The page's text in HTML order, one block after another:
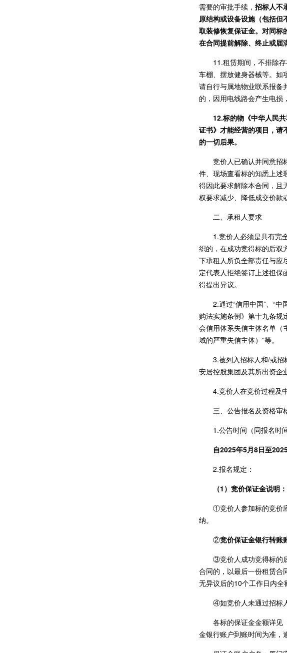
需要的审批手续，招标人不
原结构或设备设施（包括
取装修恢复保证金。对同标
在合同提前解除、终止或届
11.租赁期间，不排除
车棚、摆放健身器械等。如
请自行与属地物业联系报备
的，因用电线路会产生电损
12.标的物《中华人民
证书》才能经营的项目，请
的一切后果。
竞价人已确认并同意招
件、现场查看标的知悉上述
得因此要求解除本合同，且
权要求减少、降低成交价款
二、承租人要求
1.竞价人必须是具有完
织的，在成功竞得标的后双
下承租人所负全部责任与应
定代表人拒绝签订上述担保
得提出异议。
2.通过“信用中国”、“
购法实施条例》第十九条规
会信用体系失信主体名单（
域的严重失信主体）”等。
3.被列入招标人和/或
安居控股集团及其所出资企
4.竞价人在竞价过程及
三、公告报名及资格审
1.公告时间（同报名时
自2025年5月8日至
2.报名规定：
（1）竞价保证金说明：
①竞价人参加标的竞价
纳。
②竞价保证金银行转账
③竞价人成功竞得标的
合同的，以最后一份租赁合
无异议后的10个工作日内全
④如竞价人未通过招标
各标的保证金金额详见
金银行账户到账时间为准，